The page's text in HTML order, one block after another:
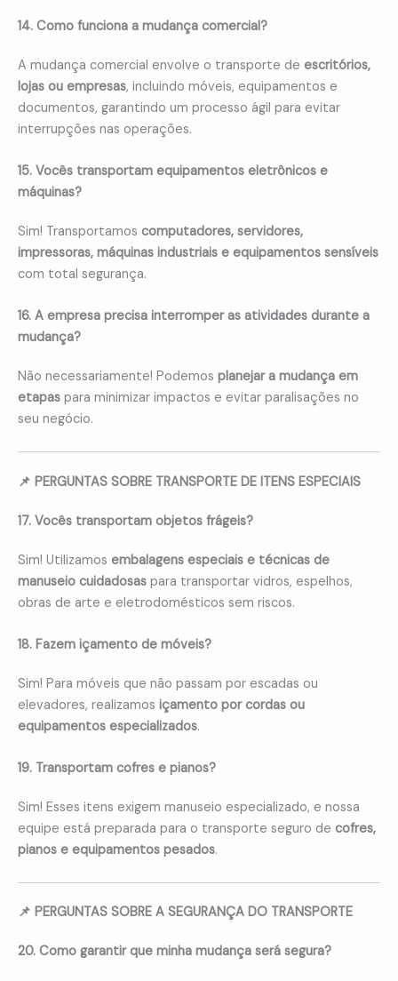
14. Como funciona a mudança comercial?
A mudança comercial envolve o transporte de escritórios,
lojas ou empresas, incluindo móveis, equipamentos e
documentos, garantindo um processo ágil para evitar
interrupções nas operações.
15. Vocês transportam equipamentos eletrônicos e
máquinas?
Sim! Transportamos computadores, servidores,
impressoras, máquinas industriais e equipamentos sensíveis
com total segurança.
16. A empresa precisa interromper as atividades durante a
mudança?
Não necessariamente! Podemos planejar a mudança em
etapas para minimizar impactos e evitar paralisações no
seu negócio.
📌 PERGUNTAS SOBRE TRANSPORTE DE ITENS ESPECIAIS
17. Vocês transportam objetos frágeis?
Sim! Utilizamos embalagens especiais e técnicas de
manuseio cuidadosas para transportar vidros, espelhos,
obras de arte e eletrodomésticos sem riscos.
18. Fazem içamento de móveis?
Sim! Para móveis que não passam por escadas ou
elevadores, realizamos içamento por cordas ou
equipamentos especializados.
19. Transportam cofres e pianos?
Sim! Esses itens exigem manuseio especializado, e nossa
equipe está preparada para o transporte seguro de cofres,
pianos e equipamentos pesados.
📌 PERGUNTAS SOBRE A SEGURANÇA DO TRANSPORTE
20. Como garantir que minha mudança será segura?